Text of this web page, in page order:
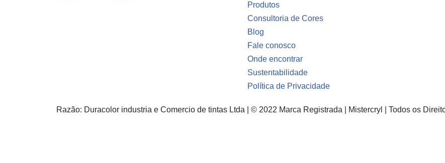
Produtos
Consultoria de Cores
Blog
Fale conosco
Onde encontrar
Sustentabilidade
Política de Privacidade
Razão: Duracolor industria e Comercio de tintas Ltda | © 2022 Marca Registrada | Mistercryl | Todos os